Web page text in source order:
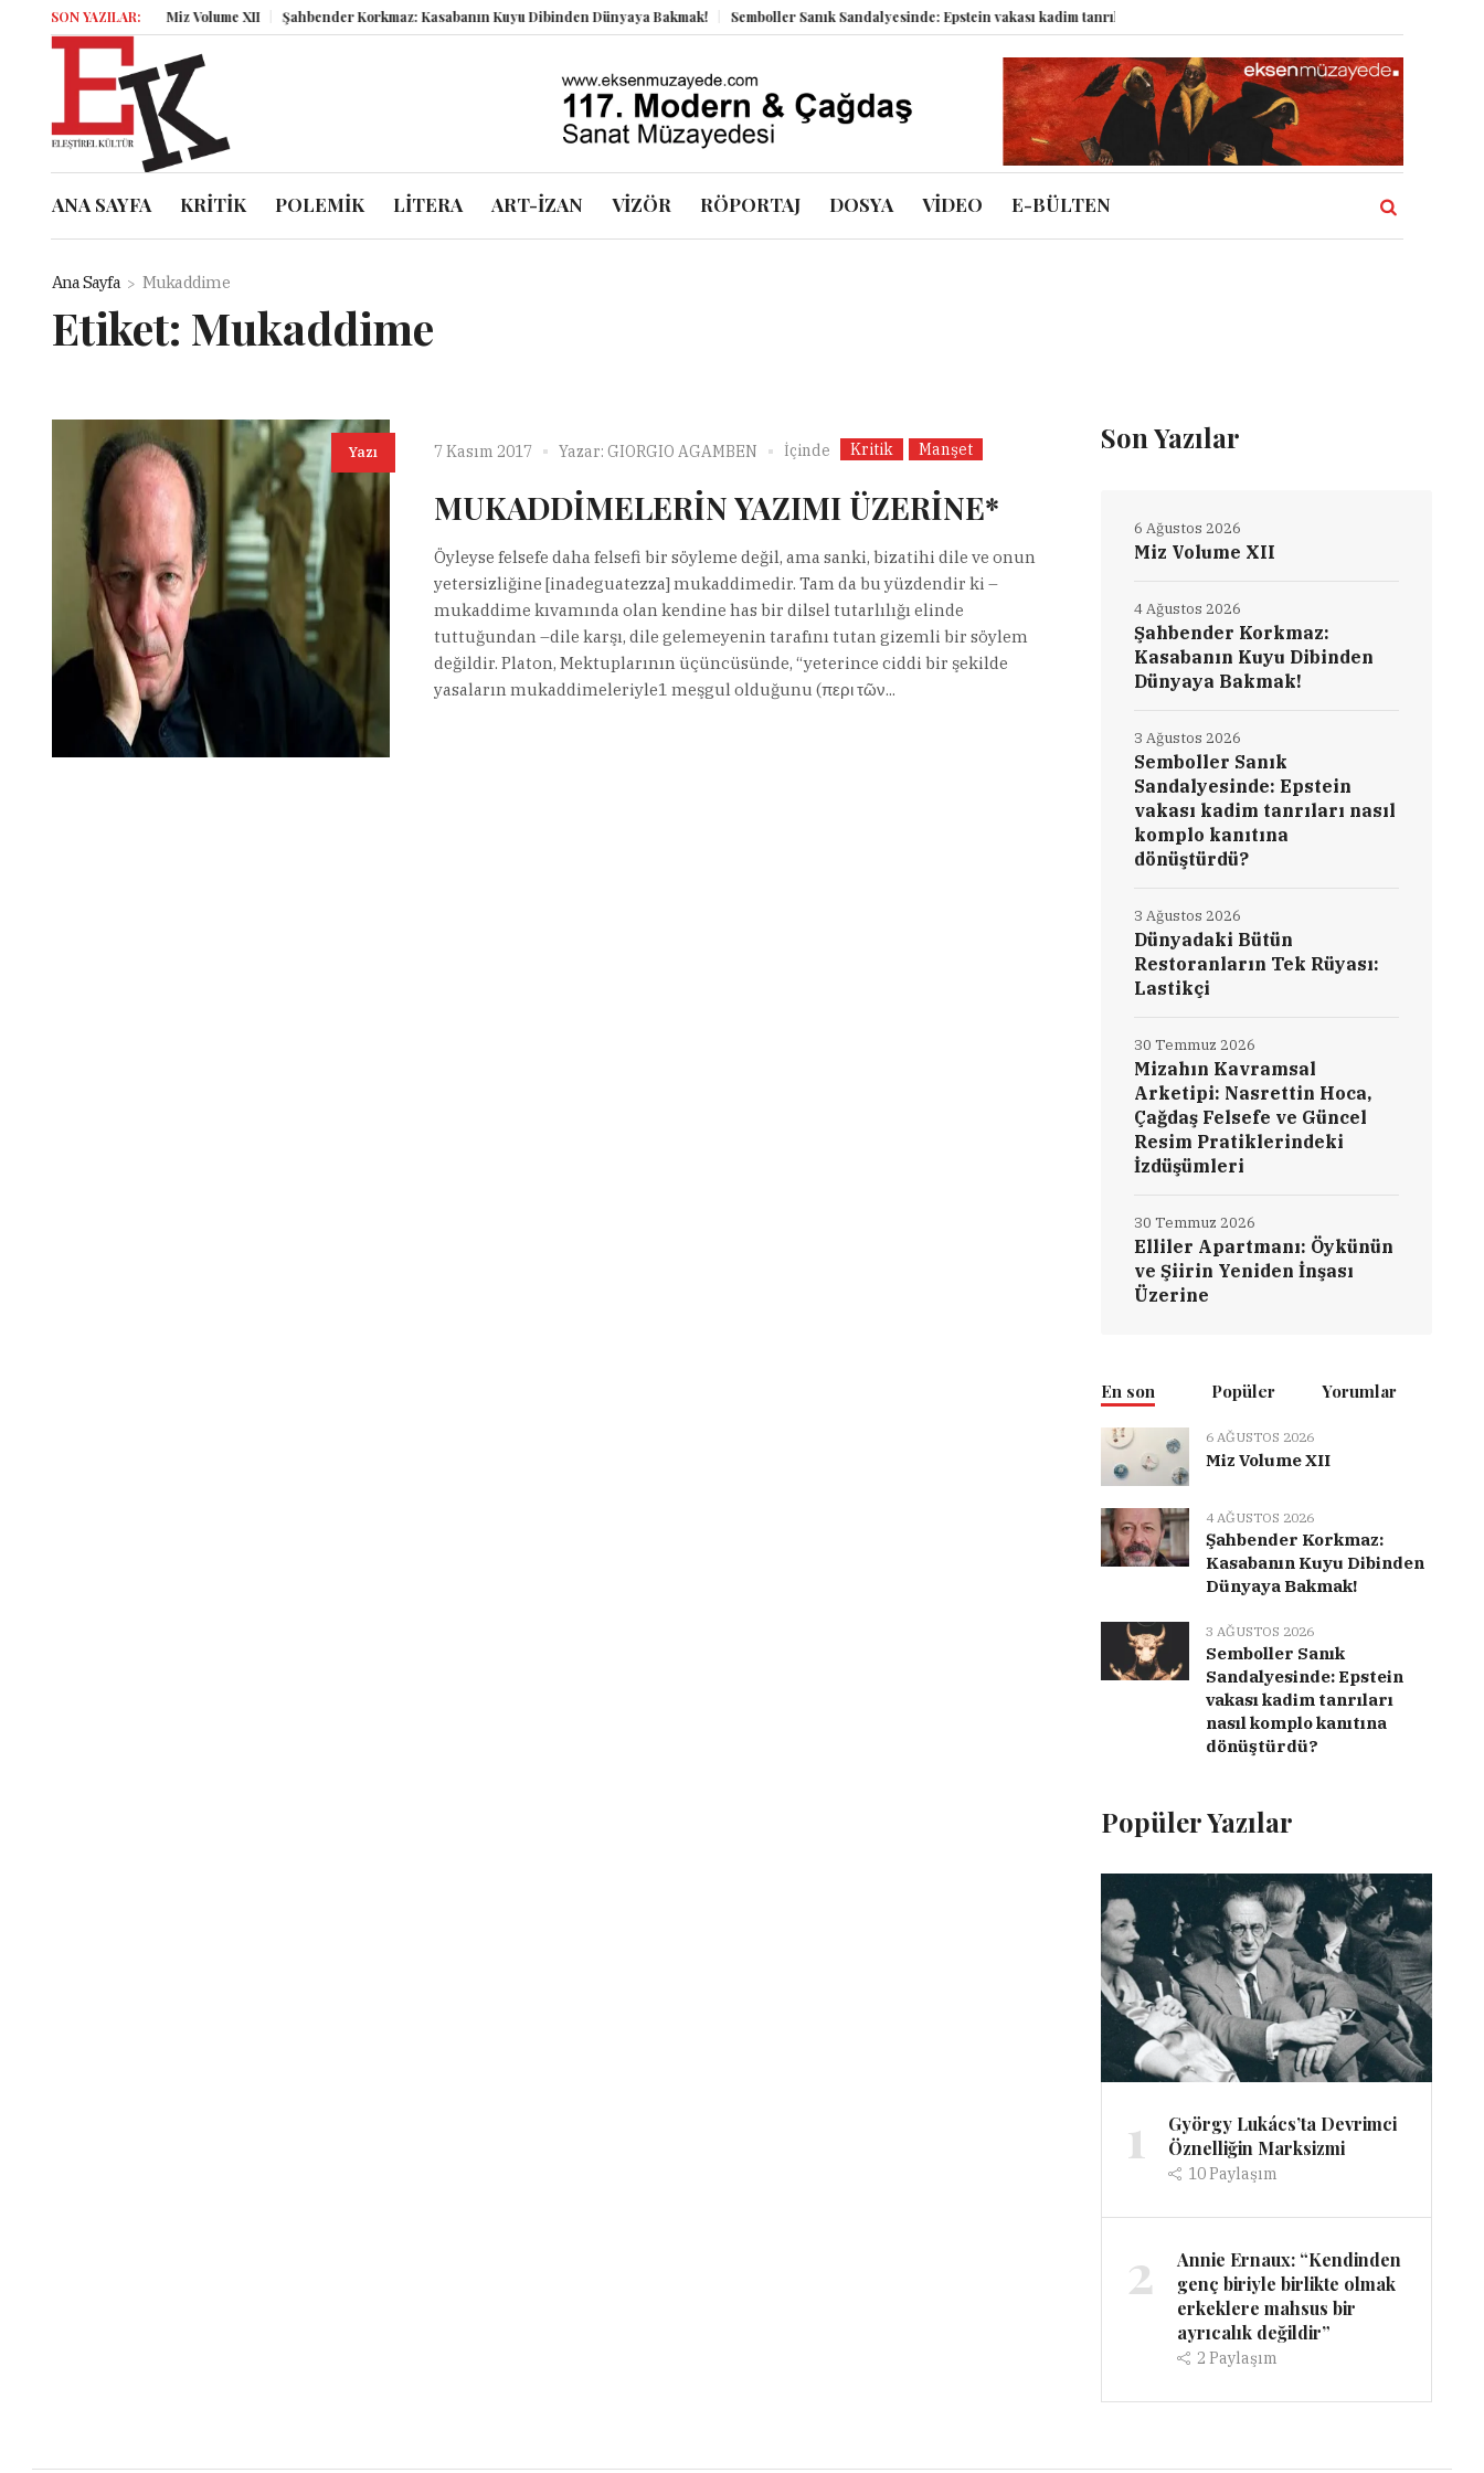
SON YAZILAR:Miz Volume XII Şahbender Korkmaz: Kasabanın Kuyu Dibinden Dünyaya Bakmak! Semboller Sanık Sandalyesinde: Epstein vakası kadim tanrıları nasıl komplo kanıtına dönüştürdü?
ANA SAYFA KRİTİK POLEMİK LİTERA ART-İZAN VİZÖR RÖPORTAJ DOSYA VİDEO E-BÜLTEN
Ana Sayfa Mukaddime
Etiket: Mukaddime
Yazı 7 Kasım 2017 Yazar: GIORGIO AGAMBEN İçinde Kritik Manşet
MUKADDİMELERİN YAZIMI ÜZERİNE*
Öyleyse felsefe daha felsefi bir söyleme değil, ama sanki, bizatihi dile ve onun
yetersizliğine [inadeguatezza] mukaddimedir. Tam da bu yüzdendir ki –
mukaddime kıvamında olan kendine has bir dilsel tutarlılığı elinde
tuttuğundan –dile karşı, dile gelemeyenin tarafını tutan gizemli bir söylem
değildir. Platon, Mektuplarının üçüncüsünde, “yeterince ciddi bir şekilde
yasaların mukaddimeleriyle1 meşgul olduğunu (περι τῶν...
Son Yazılar
Miz Volume XII
6 Ağustos 2026
Şahbender Korkmaz:
Kasabanın Kuyu Dibinden
Dünyaya Bakmak!
4 Ağustos 2026
Semboller Sanık
Sandalyesinde: Epstein
vakası kadim tanrıları nasıl
komplo kanıtına
dönüştürdü?
3 Ağustos 2026
Dünyadaki Bütün
Restoranların Tek Rüyası:
Lastikçi
3 Ağustos 2026
Mizahın Kavramsal
Arketipi: Nasrettin Hoca,
Çağdaş Felsefe ve Güncel
Resim Pratiklerindeki
İzdüşümleri
30 Temmuz 2026
Elliler Apartmanı: Öykünün
ve Şiirin Yeniden İnşası
Üzerine
30 Temmuz 2026
En son Popüler Yorumlar
6 AĞUSTOS 2026
Miz Volume XII
4 AĞUSTOS 2026
Şahbender Korkmaz:
Kasabanın Kuyu Dibinden
Dünyaya Bakmak!
3 AĞUSTOS 2026
Semboller Sanık
Sandalyesinde: Epstein
vakası kadim tanrıları
nasıl komplo kanıtına
dönüştürdü?
Popüler Yazılar
1
György Lukács’ta Devrimci
Öznelliğin Marksizmi
10Paylaşım
2
Annie Ernaux: “Kendinden
genç biriyle birlikte olmak
erkeklere mahsus bir
ayrıcalık değildir”
2Paylaşım